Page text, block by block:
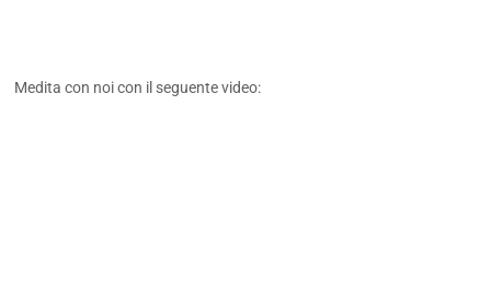
Medita con noi con il seguente video: